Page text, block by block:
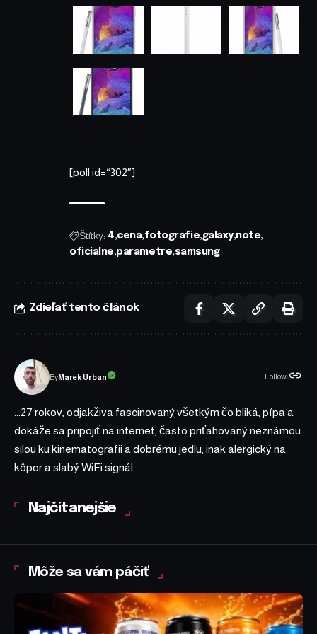
[poll id=“302″]
Štítky: 4 cena fotografie galaxy note
oficialne parametre samsung
Zdieľať tento článok
ByMarek Urban Follow:
...27 rokov, odjakživa fascinovaný všetkým čo bliká, pípa a
dokáže sa pripojiť na internet, často priťahovaný neznámou
silou ku kinematografii a dobrému jedlu, inak alergický na
kôpor a slabý WiFi signál...
Najčítanejšie
Môže sa vám páčiť